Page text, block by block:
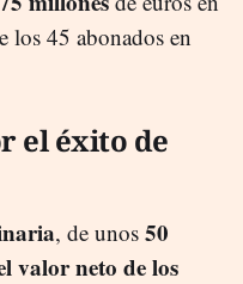
los 45 abonados en
el éxito de
, de unos 50
valor neto de los